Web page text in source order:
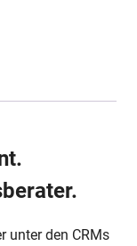
unter den CRMs